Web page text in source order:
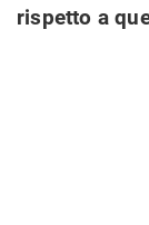
rispetto a